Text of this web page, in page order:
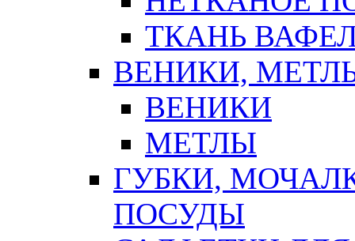
ТКАНЬ
ВЕНИКИ,
ВЕНИКИ
МЕТЛЫ
ГУБКИ,
ПОСУДЫ